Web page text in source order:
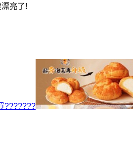
亮了!
???????